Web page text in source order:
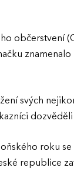
občerstvení
svých
roku
republice